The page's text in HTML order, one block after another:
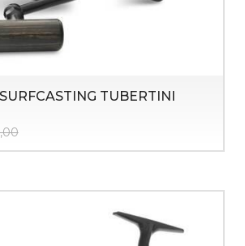
TUBERTINI